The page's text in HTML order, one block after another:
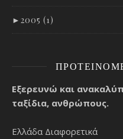
► 2005 (1)
Εξερευνώ και
ταξίδια, ανθρώπους.
Ελλάδα Διαφορετικά